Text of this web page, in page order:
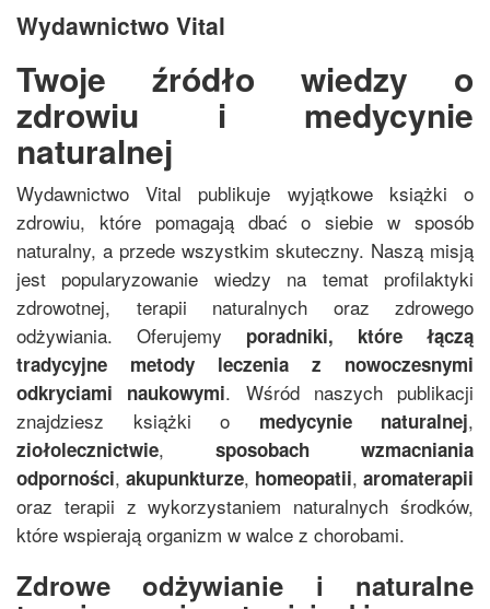
Wydawnictwo Vital
Twoje źródło wiedzy o
zdrowiu i medycynie
naturalnej
Wydawnictwo Vital publikuje wyjątkowe książki o
zdrowiu, które pomagają dbać o siebie w sposób
naturalny, a przede wszystkim skuteczny. Naszą misją
jest popularyzowanie wiedzy na temat profilaktyki
zdrowotnej, terapii naturalnych oraz zdrowego
odżywiania. Oferujemy poradniki, które łączą
tradycyjne metody leczenia z nowoczesnymi
odkryciami naukowymi. Wśród naszych publikacji
znajdziesz książki o medycynie naturalnej,
ziołolecznictwie, sposobach wzmacniania
odporności, akupunkturze, homeopatii, aromaterapii
oraz terapii z wykorzystaniem naturalnych środków,
które wspierają organizm w walce z chorobami.
Zdrowe odżywianie i naturalne